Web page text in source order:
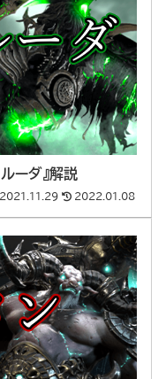
ーダ』解説
2021.11.29 2022.01.08